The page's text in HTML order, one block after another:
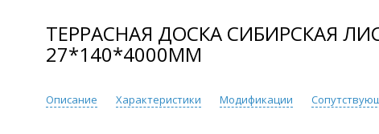
ТЕРРАСНАЯ ДОСКА СИБИРСКАЯ
27*140*4000ММ
Описание Характеристики Модификации